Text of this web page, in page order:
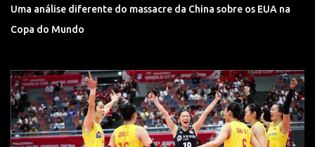
Uma análise diferente do massacre da China sobre os EUA na
Copa do Mundo